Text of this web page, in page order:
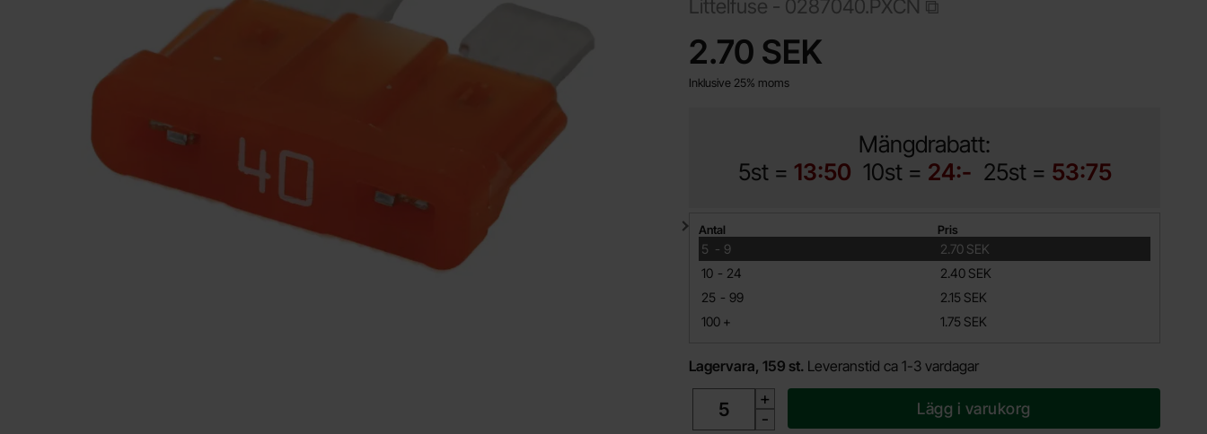
Littelfuse - 0287040.PXCN
pris
2.70 SEK
Inklusive 25% moms
Mängdrabatt:
5st = 13:50 10st = 24:- 25st = 53:75
Mängdrabatt
Antal Pris
5 -
till 9
2.70 SEK
10 -
till 24
2.40 SEK
25 -
till 99
2.15 SEK
100 +
till 1.75 SEK
Lagervara, 159 st. Leveranstid ca 1-3 vardagar
+
-
Lägg i varukorg